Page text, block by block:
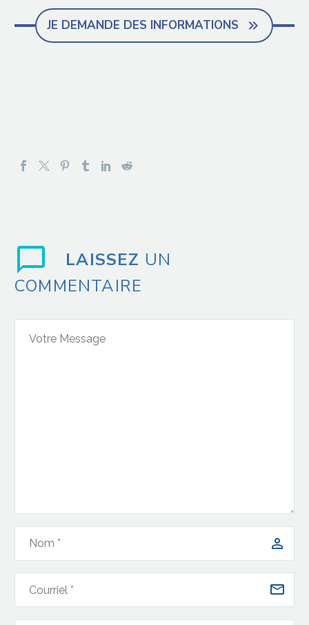
JE DEMANDE DES INFORMATIONS 
LAISSEZ UN
COMMENTAIRE